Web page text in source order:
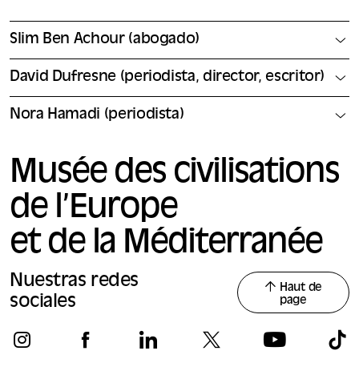
Slim Ben Achour (abogado)
David Dufresne (periodista, director, escritor)
Nora Hamadi (periodista)
Musée des civilisations
de l’Europe
et de la Méditerranée
Nuestras redes
sociales
Haut de
page